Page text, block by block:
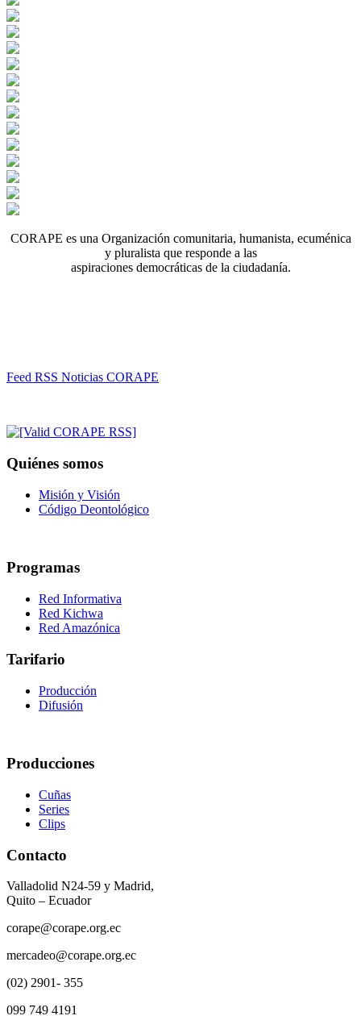
CORAPE es una Organización comunitaria, humanista, ecuménica
y pluralista que responde a las
aspiraciones democráticas de la ciudadanía.
Feed RSS Noticias CORAPE
Quiénes somos
Misión y Visión
Código Deontológico
Programas
Red Informativa
Red Kichwa
Red Amazónica
Tarifario
Producción
Difusión
Producciones
Cuñas
Series
Clips
Contacto
Valladolid N24-59 y Madrid,
Quito – Ecuador
corape@corape.org.ec
mercadeo@corape.org.ec
(02) 2901- 355
099 749 4191